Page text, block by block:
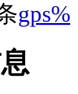
gps%